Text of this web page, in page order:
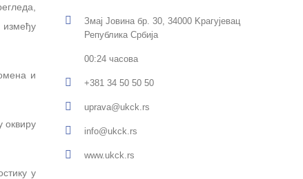
и
оквиру
у
Змај Јовина бр. 30, 34000 Kрагујевац
Република Србија
00:24 часова
+381 34 50 50 50
uprava@ukck.rs
info@ukck.rs
www.ukck.rs